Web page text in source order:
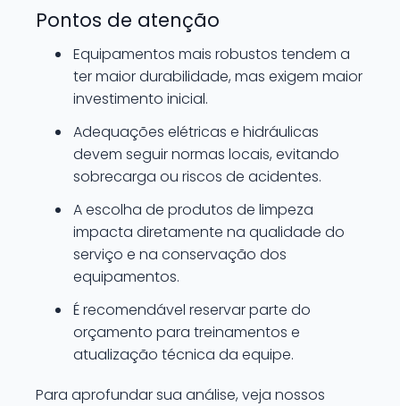
Pontos de atenção
Equipamentos mais robustos tendem a
ter maior durabilidade, mas exigem maior
investimento inicial.
Adequações elétricas e hidráulicas
devem seguir normas locais, evitando
sobrecarga ou riscos de acidentes.
A escolha de produtos de limpeza
impacta diretamente na qualidade do
serviço e na conservação dos
equipamentos.
É recomendável reservar parte do
orçamento para treinamentos e
atualização técnica da equipe.
Para aprofundar sua análise, veja nossos